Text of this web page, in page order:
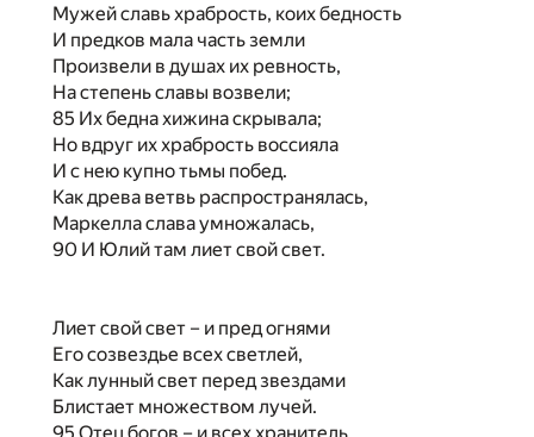
Мужей славь храбрость, коих бедность
И предков мала часть земли
Произвели в душах их ревность,
На степень славы возвели;
85 Их бедна хижина скрывала;
Но вдруг их храбрость воссияла
И с нею купно тьмы побед.
Как древа ветвь распространялась,
Маркелла слава умножалась,
90 И Юлий там лиет свой свет.
Лиет свой свет – и пред огнями
Его созвездье всех светлей,
Как лунный свет перед звездами
Блистает множеством лучей.
95 Отец богов – и всех хранитель